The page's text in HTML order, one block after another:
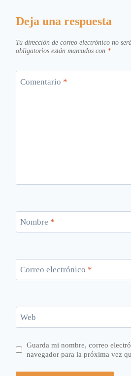
Deja una respuesta
Tu dirección de correo electrónico no
obligatorios están marcados con *
Comentario *
Nombre *
Correo electrónico *
Web
Guarda mi nombre, correo
navegador para la próxima vez